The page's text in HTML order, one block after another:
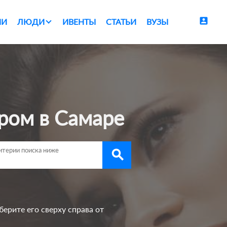
ЛЮДИ ИВЕНТЫ СТАТЬИ ВУЗЫ account_box
в Самаре
search
его сверху справа от